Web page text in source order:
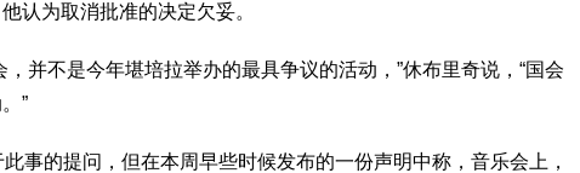
认为取消批准的决定欠妥。
并不是今年堪培拉举办的最具争议的活动，”休布里奇说，“国会
”
事的提问，但在本周早些时候发布的一份声明中称，音乐会上，